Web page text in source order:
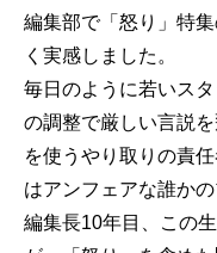
編集部で「怒り」特
く実感しました。
毎日のように若いス
の調整で厳しい言説
を使うやり取りの責
はアンフェアな誰か
編集長10年目、この